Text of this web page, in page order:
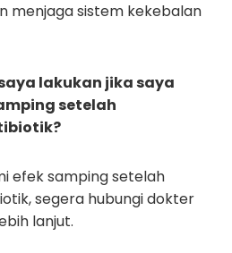
menjaga sistem kekebalan
lakukan jika saya
setelah
efek samping setelah
segera hubungi dokter
lanjut.